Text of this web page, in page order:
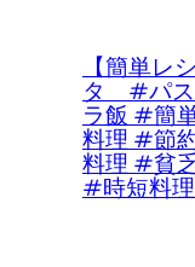
【簡単レ
タ #パス
ラ飯 #簡
料理 #節
料理 #貧
#時短料